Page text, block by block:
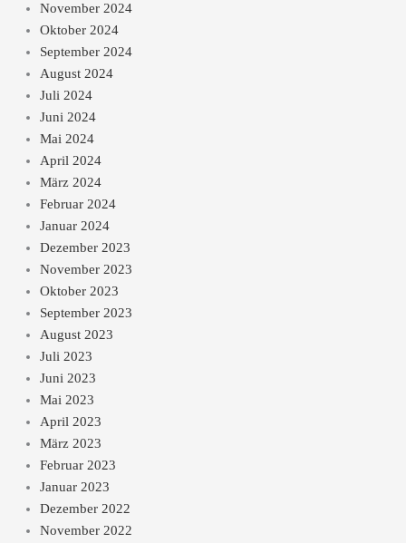
November 2024
Oktober 2024
September 2024
August 2024
Juli 2024
Juni 2024
Mai 2024
April 2024
März 2024
Februar 2024
Januar 2024
Dezember 2023
November 2023
Oktober 2023
September 2023
August 2023
Juli 2023
Juni 2023
Mai 2023
April 2023
März 2023
Februar 2023
Januar 2023
Dezember 2022
November 2022